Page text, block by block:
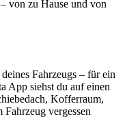
von zu Hause und von
Fahrzeugs – für ein
App siehst du auf einen
Kofferraum,
vergessen